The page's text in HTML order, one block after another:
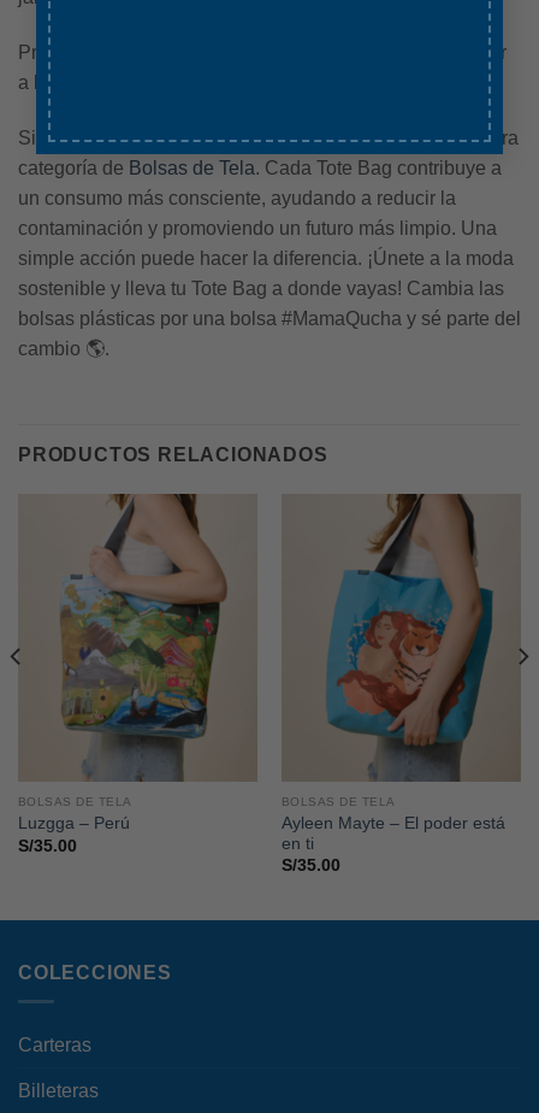
Precauciones:
No frotar mucho. No utilizar lejía. No meter
a la secadora.
Si estás buscando una bolsa con otro diseño visita nuestra
categoría de Bolsas de Tela. Cada Tote Bag contribuye a
un consumo más consciente, ayudando a reducir la
contaminación y promoviendo un futuro más limpio. Una
simple acción puede hacer la diferencia. ¡Únete a la moda
sostenible y lleva tu Tote Bag a donde vayas! Cambia las
bolsas plásticas por una bolsa #MamaQucha y sé parte del
cambio 🌎.
PRODUCTOS RELACIONADOS
BOLSAS DE TELA
Luzgga – Perú
S/35.00
BOLSAS DE TELA
Ayleen Mayte – El poder está
en ti
S/35.00
COLECCIONES
Carteras
Billeteras